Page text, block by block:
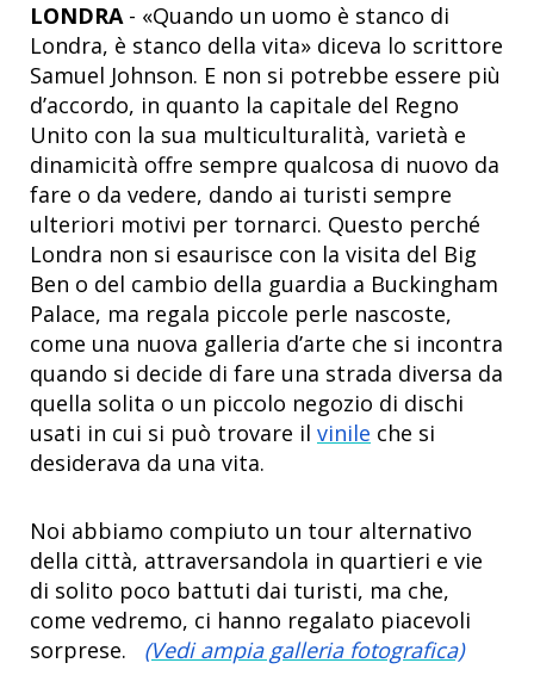
LONDRA - «Quando un uomo è stanco di
Londra, è stanco della vita» diceva lo scrittore
Samuel Johnson. E non si potrebbe essere più
d’accordo, in quanto la capitale del Regno
Unito con la sua multiculturalità, varietà e
dinamicità offre sempre qualcosa di nuovo da
fare o da vedere, dando ai turisti sempre
ulteriori motivi per tornarci. Questo perché
Londra non si esaurisce con la visita del Big
Ben o del cambio della guardia a Buckingham
Palace, ma regala piccole perle nascoste,
come una nuova galleria d’arte che si incontra
quando si decide di fare una strada diversa da
quella solita o un piccolo negozio di dischi
usati in cui si può trovare il vinile che si
desiderava da una vita.
Noi abbiamo compiuto un tour alternativo
della città, attraversandola in quartieri e vie
di solito poco battuti dai turisti, ma che,
come vedremo, ci hanno regalato piacevoli
sorprese.
(Vedi ampia galleria fotografica)